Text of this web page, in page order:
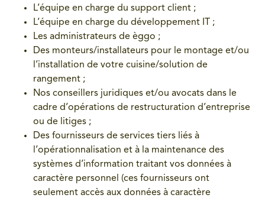
L’équipe en charge du support client ;
L’équipe en charge du développement IT ;
Les administrateurs de èggo ;
Des monteurs/installateurs pour le montage et/ou
l’installation de votre cuisine/solution de
rangement ;
Nos conseillers juridiques et/ou avocats dans le
cadre d’opérations de restructuration d’entreprise
ou de litiges ;
Des fournisseurs de services tiers liés à
l’opérationnalisation et à la maintenance des
systèmes d’information traitant vos données à
caractère personnel (ces fournisseurs ont
seulement accès aux données à caractère